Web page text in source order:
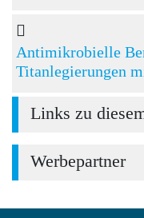
Antimikrobielle
Titanlegierungen
Links zu
Werbepartner